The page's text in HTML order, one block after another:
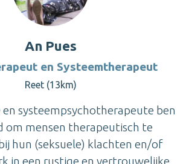
An Pues
en Systeemtherapeut
Reet (13km)
en systeempsychotherapeute ben
om mensen therapeutisch te
hun (seksuele) klachten en/of
in een rustige en vertrouwelijke